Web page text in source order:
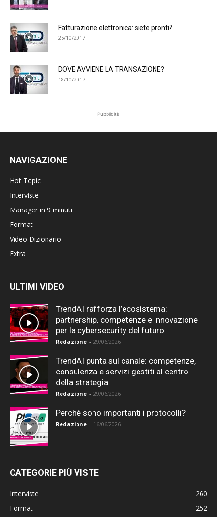
Fatturazione elettronica: siete pronti?
25/10/2017
DOVE AVVIENE LA TRANSAZIONE?
18/10/2017
Pubblicità
NAVIGAZIONE
Hot Topic
Interviste
Manager in 9 minuti
Format
Video Dizionario
Extra
ULTIMI VIDEO
TrendAI rafforza l’ecosistema:
partnership, competenze e innovazione
per la cybersecurity del futuro
Redazione - 29/06/2026
TrendAI punta sul canale: competenze,
consulenza e servizi gestiti al centro
della strategia
Redazione - 29/06/2026
Perché sono importanti i protocolli?
Redazione - 16/06/2026
CATEGORIE PIÙ VISTE
Interviste
260
Format
252